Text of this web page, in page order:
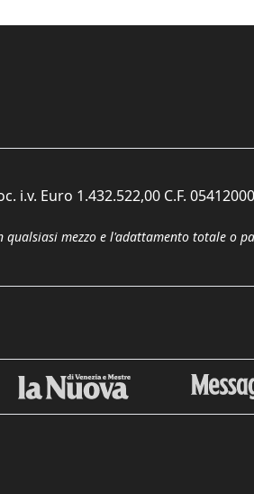
Euro 1.432.522,00 C.F.
mezzo e l'adattamento totale o